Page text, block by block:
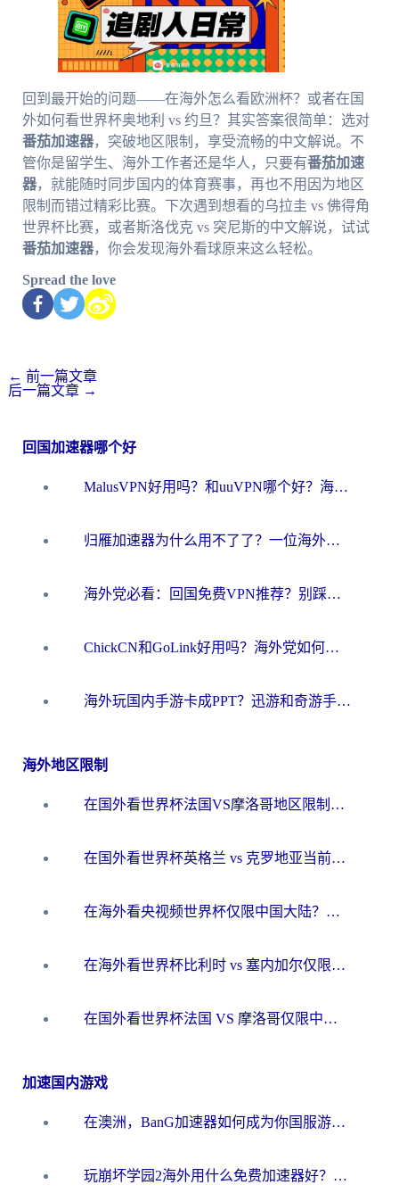
回到最开始的问题——在海外怎么看欧洲杯？或者在国
外如何看世界杯奥地利 vs 约旦？其实答案很简单：选对
番茄加速器，突破地区限制，享受流畅的中文解说。不
管你是留学生、海外工作者还是华人，只要有番茄加速
器，就能随时同步国内的体育赛事，再也不用因为地区
限制而错过精彩比赛。下次遇到想看的乌拉圭 vs 佛得角
世界杯比赛，或者斯洛伐克 vs 突尼斯的中文解说，试试
番茄加速器，你会发现海外看球原来这么轻松。
Spread the love
← 前一篇文章
后一篇文章 →
回国加速器哪个好
MalusVPN好用吗？和uuVPN哪个好？海外党无缝访问国内资源的真实对比与选择指南
归雁加速器为什么用不了了？一位海外游子的真实困惑与技术解答
海外党必看：回国免费VPN推荐？别踩坑！教你选对加速器无缝刷国内资源
ChickCN和GoLink好用吗？海外党如何选对回国加速器
海外玩国内手游卡成PPT？迅游和奇游手游哪个好？一篇讲透回国加速器怎么选
海外地区限制
在国外看世界杯法国VS摩洛哥地区限制？这篇指南让你流畅看中文解说无压力
在国外看世界杯英格兰 vs 克罗地亚当前地区不可播放？这篇指南帮你搞定所有海外观赛难题
在海外看央视频世界杯仅限中国大陆？这篇指南帮你解锁中文解说+无卡顿直播
在海外看世界杯比利时 vs 塞内加尔仅限中国大陆？我找到了最流畅的中文解说之路
在国外看世界杯法国 VS 摩洛哥仅限中国大陆？海外党这样看中文解说赛事不卡顿
加速国内游戏
在澳洲，BanG加速器如何成为你国服游戏的“时光机”？
玩崩坏学园2海外用什么免费加速器好？2026海外党亲测国服游戏加速指南